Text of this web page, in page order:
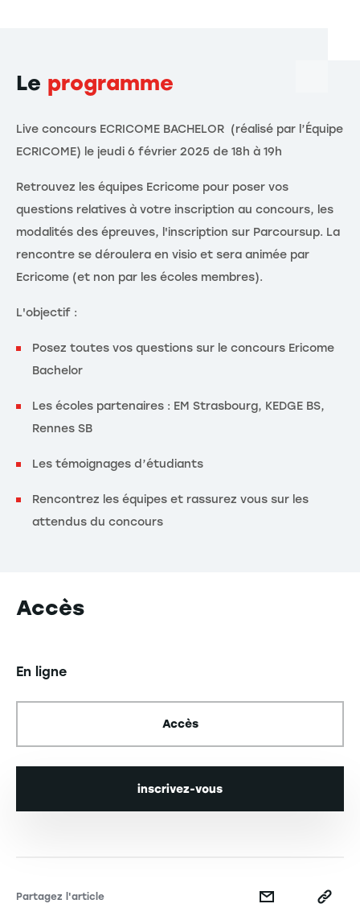
Le programme
Live concours ECRICOME BACHELOR (réalisé par l’Équipe
ECRICOME) le jeudi 6 février 2025 de 18h à 19h
Retrouvez les équipes Ecricome pour poser vos
questions relatives à votre inscription au concours, les
modalités des épreuves, l'inscription sur Parcoursup. La
rencontre se déroulera en visio et sera animée par
Ecricome (et non par les écoles membres).
L'objectif :
Posez toutes vos questions sur le concours Ericome
Bachelor
Les écoles partenaires : EM Strasbourg, KEDGE BS,
Rennes SB
Les témoignages d’étudiants
Rencontrez les équipes et rassurez vous sur les
attendus du concours
Accès
En ligne
Accès
inscrivez-vous
Partagez l'article